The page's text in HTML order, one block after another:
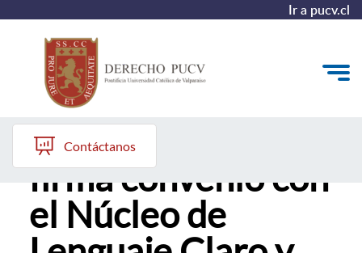
Ir a pucv.cl
Quiénes somos
Estudiantes y Admisión
Postgrados y Formación Continua
Investigación y Biblioteca
Contáctanos
Corte Suprema
firma convenio con
el Núcleo de